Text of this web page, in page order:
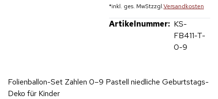
*inkl. ges. MwStzzgl.Versandkosten
Artikelnummer: KS-
FB411-T-
0-9
Folienballon-Set Zahlen 0–9 Pastell niedliche Geburtstags-
Deko für Kinder